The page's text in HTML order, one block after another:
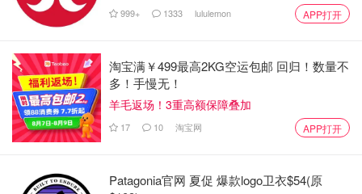
999+ 1333 lululemon APP打开
淘宝满￥499最高2KG空运包邮 回归！数量不
多！手慢无！
羊毛返场！3重高额保障叠加
17 10 淘宝网 APP打开
Patagonia官网 夏促 爆款logo卫衣$54(原